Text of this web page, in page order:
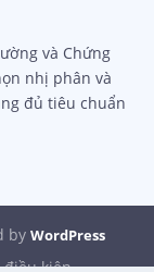
và Chứng
nhị phân và
đủ tiêu chuẩn
by WordPress
kiện